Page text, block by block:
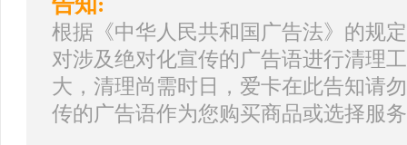
根据《中华人民共和国广告法》的规
对涉及绝对化宣传的广告语进行清理
大，清理尚需时日，爱卡在此告知请
传的广告语作为您购买商品或选择服